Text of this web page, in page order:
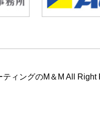
ティングのM＆M All Right